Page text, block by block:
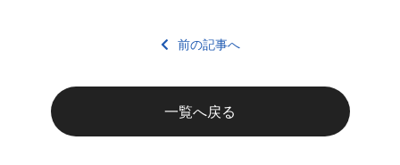
前の記事へ
一覧へ戻る